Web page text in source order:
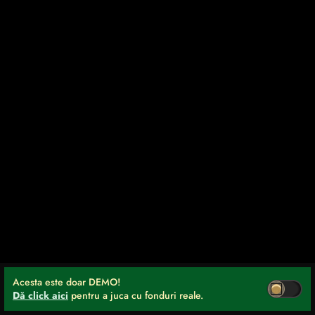
Acesta este doar DEMO!
Dă click aici pentru a juca cu fonduri reale.